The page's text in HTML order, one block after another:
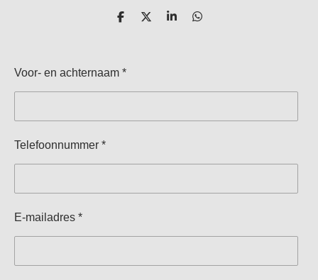
D
n
D
S
D
Voor- en achternaam *
Telefoonnummer *
E-mailadres *